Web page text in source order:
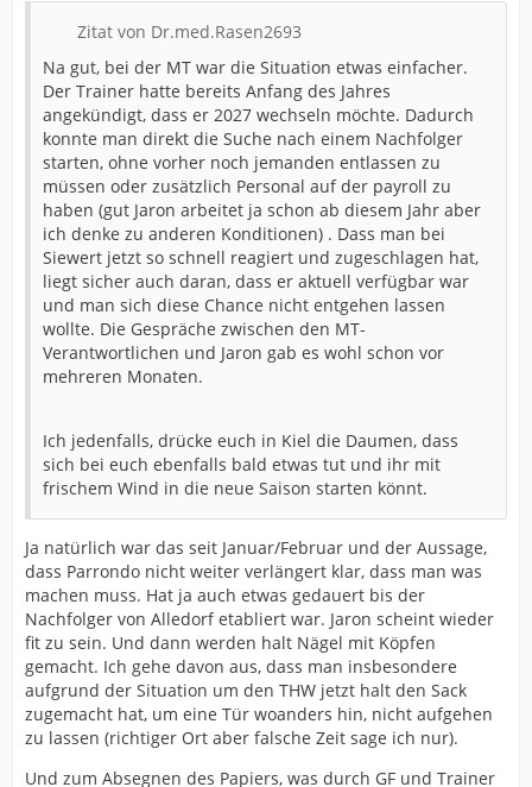
Zitat von Dr.med.Rasen2693
Na gut, bei der MT war die Situation etwas einfacher.
Der Trainer hatte bereits Anfang des Jahres
angekündigt, dass er 2027 wechseln möchte. Dadurch
konnte man direkt die Suche nach einem Nachfolger
starten, ohne vorher noch jemanden entlassen zu
müssen oder zusätzlich Personal auf der payroll zu
haben (gut Jaron arbeitet ja schon ab diesem Jahr aber
ich denke zu anderen Konditionen) . Dass man bei
Siewert jetzt so schnell reagiert und zugeschlagen hat,
liegt sicher auch daran, dass er aktuell verfügbar war
und man sich diese Chance nicht entgehen lassen
wollte. Die Gespräche zwischen den MT-
Verantwortlichen und Jaron gab es wohl schon vor
mehreren Monaten.
Ich jedenfalls, drücke euch in Kiel die Daumen, dass
sich bei euch ebenfalls bald etwas tut und ihr mit
frischem Wind in die neue Saison starten könnt.
Ja natürlich war das seit Januar/Februar und der Aussage,
dass Parrondo nicht weiter verlängert klar, dass man was
machen muss. Hat ja auch etwas gedauert bis der
Nachfolger von Alledorf etabliert war. Jaron scheint wieder
fit zu sein. Und dann werden halt Nägel mit Köpfen
gemacht. Ich gehe davon aus, dass man insbesondere
aufgrund der Situation um den THW jetzt halt den Sack
zugemacht hat, um eine Tür woanders hin, nicht aufgehen
zu lassen (richtiger Ort aber falsche Zeit sage ich nur).
Und zum Absegnen des Papiers, was durch GF und Trainer